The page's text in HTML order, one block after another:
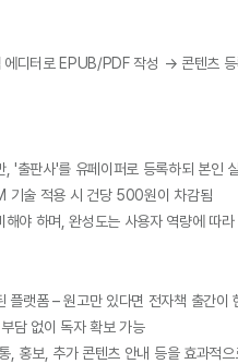
디터로 EPUB/PDF 작성 → 콘텐츠
, '출판사'를 유페이퍼로 등록하되 본인
기술 적용 시 건당 500원이 차감됨
해야 하며, 완성도는 사용자 역량에 따
플랫폼 – 원고만 있다면 전자책 출간이
담 없이 독자 확보 가능
, 홍보, 추가 콘텐츠 안내 등을 효과적으